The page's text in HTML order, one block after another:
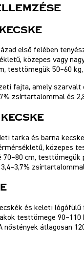
első felében
közepes vagy
testtömegük 50–60
fajta, amely
zsírtartalommal és
tarka és barna
közepes
70–80 cm,
és keleti
testtömege 90–110
nőstények átlagosan